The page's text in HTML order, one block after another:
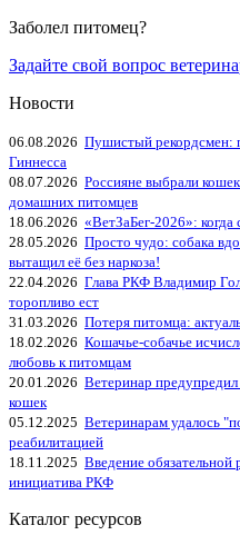
Заболел питомец?
Задайте свой вопрос
Новости
06.08.2026 Пушистый рекордсмен:
Гиннесса
08.07.2026 Россияне выбрали
домашних питомцев
18.06.2026 «ВетЗаБег‑2026»:
28.05.2026 Просто чудо: собака
вытащил её без наркоза!
22.04.2026 Глава РКФ Владимир
торопливо ест
31.03.2026 Потеря питомца:
18.02.2026 Кошачье-собачье
любовь к питомцам
20.01.2026 Ветеринар
кошек
05.12.2025 Ветеринарам удалось
реабилитацией
18.11.2025 Введение обязательной
инициатива РКФ
Каталог ресурсов